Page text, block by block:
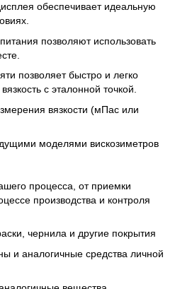
обеспечивает идеальную
позволяют использовать
позволяет быстро и легко
с эталонной точкой.
вязкости (мПас или
моделями вискозиметров
процесса, от приемки
производства и контроля
чернила и другие покрытия
и аналогичные средства личной